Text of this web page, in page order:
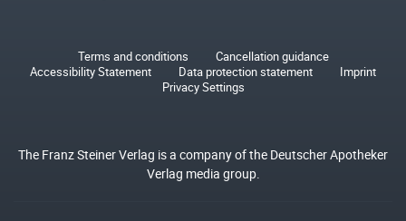
Terms and conditions
Cancellation guidance
Accessibility Statement
Data protection statement
Imprint
Privacy Settings
The Franz Steiner Verlag is a company of the Deutscher Apotheker
Verlag media group.